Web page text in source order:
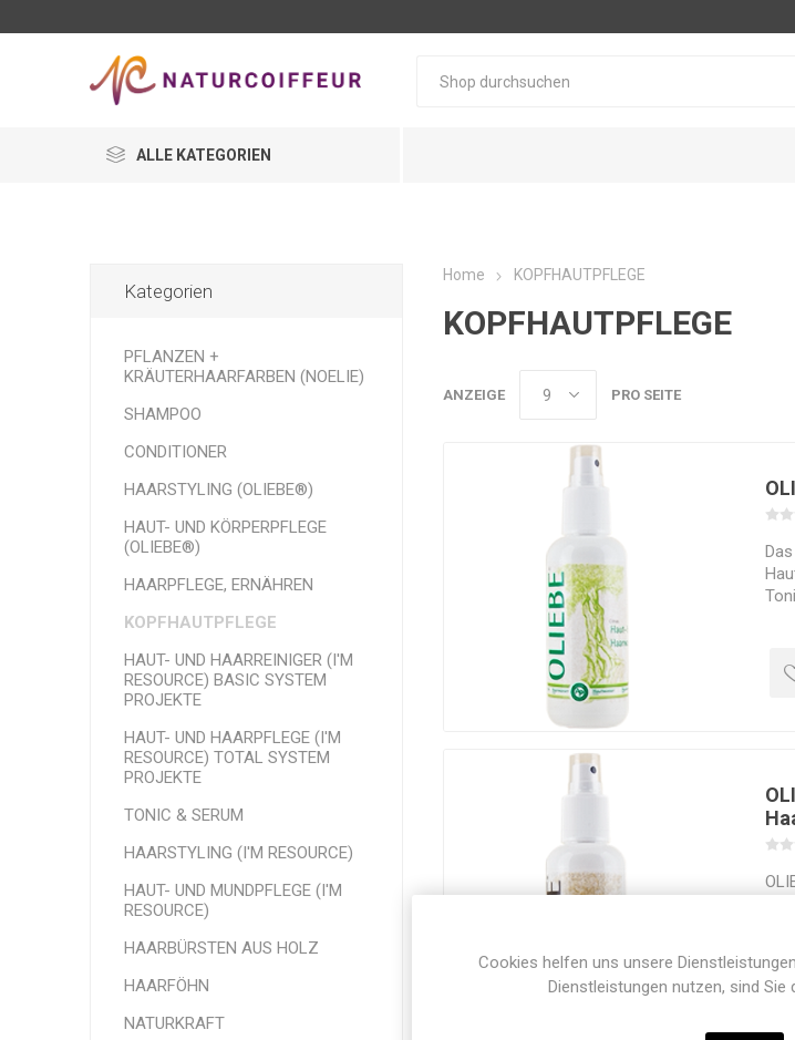
ALLE KATEGORIEN
Home KOPFHAUTPFLEGE
KOPFHAUTPFLEGE
ANZEIGE PRO SEITE
Kategorien
PFLANZEN +
KRÄUTERHAARFARBEN (NOELIE)
SHAMPOO
CONDITIONER
HAARSTYLING (OLIEBE®)
HAUT- UND KÖRPERPFLEGE
(OLIEBE®)
HAARPFLEGE, ERNÄHREN
KOPFHAUTPFLEGE
HAUT- UND HAARREINIGER (I'M
RESOURCE) BASIC SYSTEM
PROJEKTE
HAUT- UND HAARPFLEGE (I'M
RESOURCE) TOTAL SYSTEM
PROJEKTE
TONIC & SERUM
HAARSTYLING (I'M RESOURCE)
HAUT- UND MUNDPFLEGE (I'M
RESOURCE)
HAARBÜRSTEN AUS HOLZ
HAARFÖHN
NATURKRAFT
Cookies helfen uns unsere
Dienstleistungen nutzen, sind Sie